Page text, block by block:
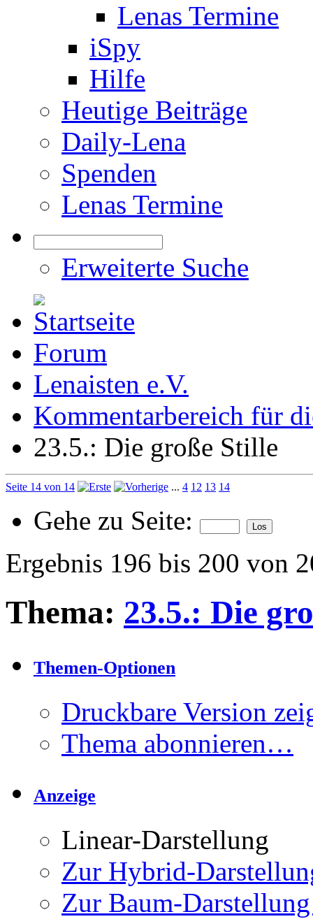
Lenas Termine
iSpy
Hilfe
Heutige Beiträge
Daily-Lena
Spenden
Lenas Termine
Erweiterte Suche
Forum
Lenaisten e.V.
Kommentarbereich für
23.5.: Die große Stille
Seite 14 von 14 ... 4 12 13 14
Gehe zu Seite:
Ergebnis 196 bis 200 von
Thema: 23.5.: Die
Themen-Optionen
Druckbare Version
Thema abonnieren…
Anzeige
Linear-Darstellung
Zur Hybrid-
Zur Baum-